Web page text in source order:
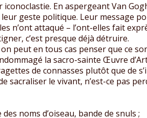
En aspergeant Van
geste politique. Leur message
n’ont attaqué – l’ont-elles fait
c’est presque déjà détruire.
peut en tous cas penser que ce
la sacro-sainte Œuvre
de connasses plutôt que de
sacraliser le vivant, n’est-ce pas
noms d’oiseau, bande de snuls ;